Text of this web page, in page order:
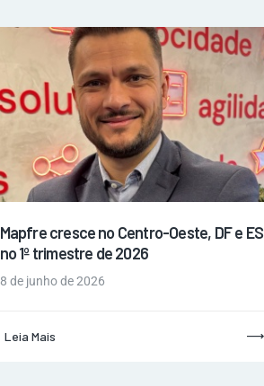
Mapfre cresce no Centro-Oeste, DF e ES
no 1º trimestre de 2026
8 de junho de 2026
Leia Mais